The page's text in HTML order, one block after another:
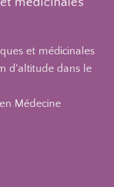
et médicinales
d'altitude dans le
Médecine